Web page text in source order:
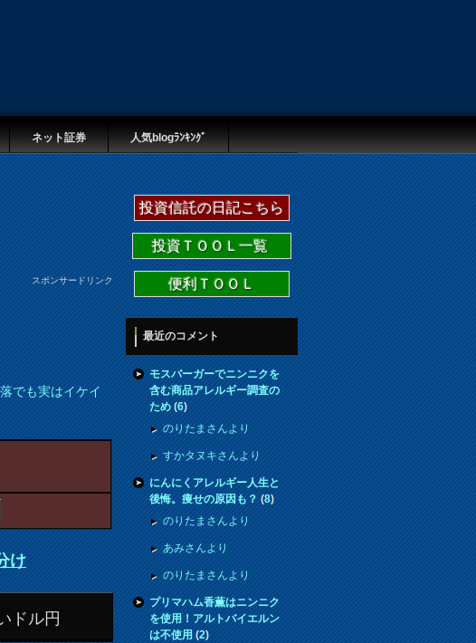
ネット証券 人気blogﾗﾝｷﾝｸﾞ
スポンサードリンク
でも実はイケイ
け
ドル円
投資信託の日記こちら
投資ＴＯＯＬ一覧
便利ＴＯＯＬ
最近のコメント
モスバーガーでニンニクを
含む商品アレルギー調査の
ため(6)
のりたまさんより
すかタヌキさんより
にんにくアレルギー人生と
後悔。痩せの原因も？(8)
のりたまさんより
あみさんより
のりたまさんより
プリマハム香薫はニンニク
を使用！アルトバイエルン
は不使用(2)